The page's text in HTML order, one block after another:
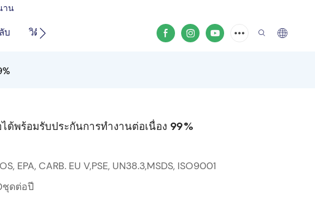
าน
บ วิดีโอสินค้า
ด้พร้อมรับประกันการทำงานต่อเนื่อง 99%
EPA, CARB. EU V,PSE, UN38.3,MSDS, ISO9001
ดต่อปี